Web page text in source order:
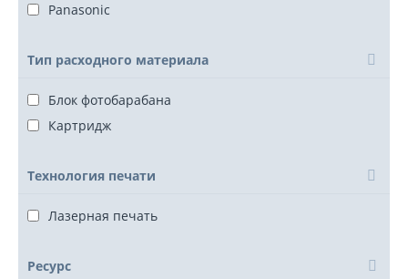
Panasonic
Тип расходного материала
Блок фотобарабана
Картридж
Технология печати
Лазерная печать
Ресурс